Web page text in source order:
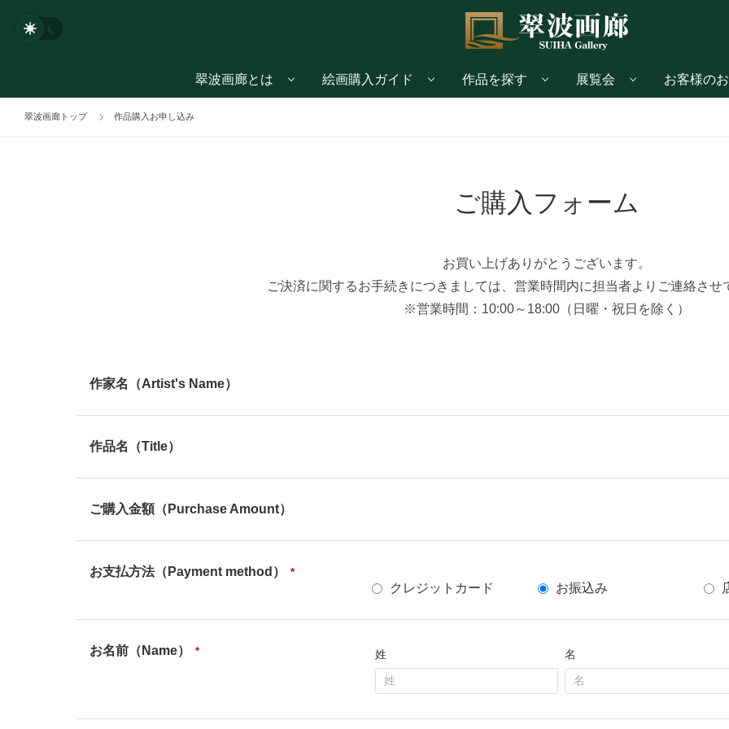
翠波画廊とは 絵画購入ガイド 作品を探す 展覧会 お客様の
翠波画廊トップ 作品購入お申し込み
ご購入フォーム
お買い上げありがとうございます。
ご決済に関するお手続きにつきましては、営業時間内に担当者よりご連絡させ
※営業時間：10:00～18:00（日曜・祝日を除く）
作家名（Artist's Name）
作品名（Title）
ご購入金額（Purchase Amount）
お支払方法（Payment method） *
クレジットカード お振込み
お名前（Name） * 姓 名